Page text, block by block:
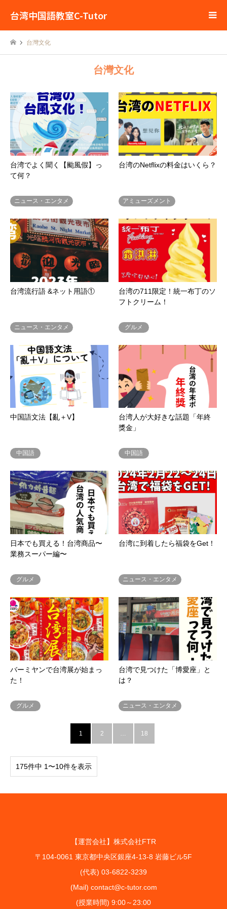
台湾中国語教室C-Tutor
台灣文化
台灣文化
台湾でよく聞く【颱風假】っ
て何？
ニュース・エンタメ
台湾のNetflixの料金はいくら？
アミューズメント
台湾流行語 &ネット用語①
ニュース・エンタメ
台湾の711限定！統一布丁のソ
フトクリーム！
グルメ
中国語文法【亂＋V】
中国語
台湾人が大好きな話題「年終
獎金」
中国語
日本でも買える！台湾商品〜
業務スーパー編〜
グルメ
台湾に到着したら福袋をGet！
ニュース・エンタメ
バーミヤンで台湾展が始まっ
た！
グルメ
台湾で見つけた「博愛座」と
は？
ニュース・エンタメ
1 2 … 18
175件中 1〜10件を表示
【運営会社】株式会社FTR
〒104-0061 東京都中央区銀座4-13-8 岩藤ビル5F
(代表) 03-6822-3239
(Mail) contact@c-tutor.com
(授業時間) 9:00～23:00